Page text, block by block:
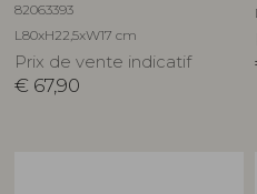
82063393
L80xH22,5xW17 cm
Prix de vente indicatif
€ 67,90